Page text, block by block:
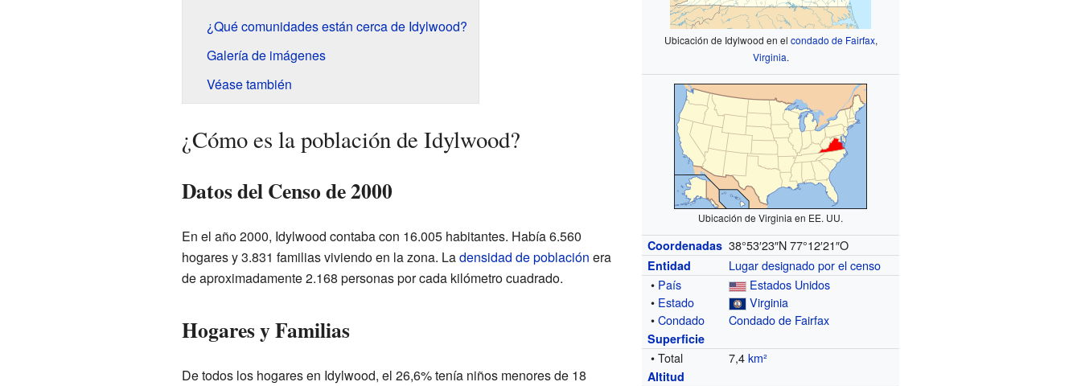
Ubicación de Idylwood en el condado de Fairfax,
Virginia.
Ubicación de Virginia en EE. UU.
Coordenadas 38°53′23″N 77°12′21″O
Entidad
Lugar designado por el censo
• País
Estados Unidos
• Estado
Virginia
•Condado Condado de Fairfax
Superficie
• Total 7,4km²
Altitud
¿Qué comunidades están cerca de Idylwood?
Galería de imágenes
Véase también
¿Cómo es la población de Idylwood?
Datos del Censo de 2000
En el año 2000, Idylwood contaba con 16.005 habitantes. Había 6.560
hogares y 3.831 familias viviendo en la zona. Ladensidad de población era
de aproximadamente 2.168 personas por cada kilómetro cuadrado.
Hogares y Familias
De todos los hogares en Idylwood, el 26,6% tenía niños menores de 18